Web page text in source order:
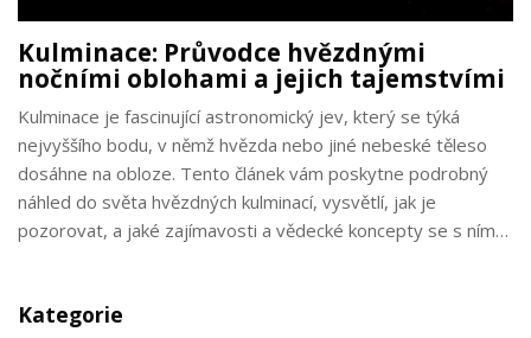
Kulminace: Průvodce hvězdnými
nočními oblohami a jejich tajemstvími
Kulminace je fascinující astronomický jev, který se týká
nejvyššího bodu, v němž hvězda nebo jiné nebeské těleso
dosáhne na obloze. Tento článek vám poskytne podrobný
náhled do světa hvězdných kulminací, vysvětlí, jak je
pozorovat, a jaké zajímavosti a vědecké koncepty se s ním
astronomy i profesionály.
Kategorie